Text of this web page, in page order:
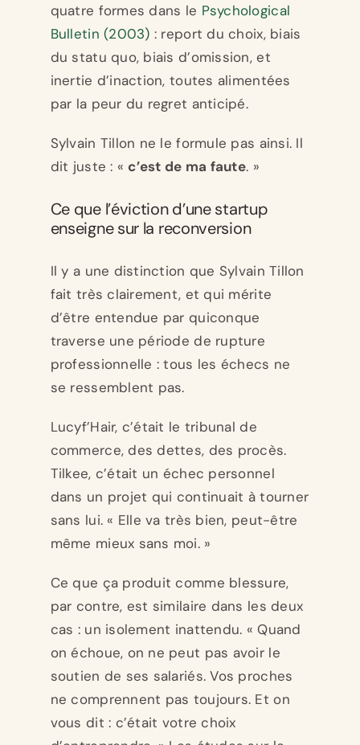
quatre formes dans le Psychological
Bulletin (2003) : report du choix, biais
du statu quo, biais d’omission, et
inertie d’inaction, toutes alimentées
par la peur du regret anticipé.
Sylvain Tillon ne le formule pas ainsi. Il
dit juste : « c’est de ma faute. »
Ce que l’éviction d’une startup
enseigne sur la reconversion
Il y a une distinction que Sylvain Tillon
fait très clairement, et qui mérite
d’être entendue par quiconque
traverse une période de rupture
professionnelle : tous les échecs ne
se ressemblent pas.
Lucyf’Hair, c’était le tribunal de
commerce, des dettes, des procès.
Tilkee, c’était un échec personnel
dans un projet qui continuait à tourner
sans lui. « Elle va très bien, peut-être
même mieux sans moi. »
Ce que ça produit comme blessure,
par contre, est similaire dans les deux
cas : un isolement inattendu. « Quand
on échoue, on ne peut pas avoir le
soutien de ses salariés. Vos proches
ne comprennent pas toujours. Et on
vous dit : c’était votre choix